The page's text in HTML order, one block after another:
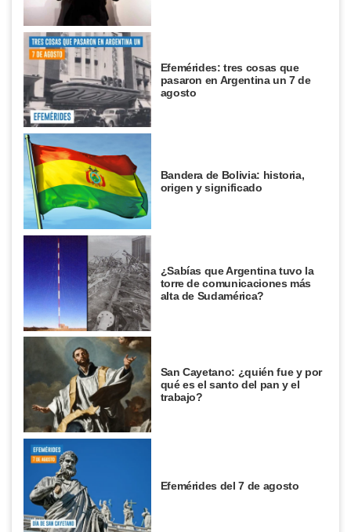
Efemérides: tres cosas que
pasaron en Argentina un 7 de
agosto
Bandera de Bolivia: historia,
origen y significado
¿Sabías que Argentina tuvo la
torre de comunicaciones más
alta de Sudamérica?
San Cayetano: ¿quién fue y por
qué es el santo del pan y el
trabajo?
Efemérides del 7 de agosto